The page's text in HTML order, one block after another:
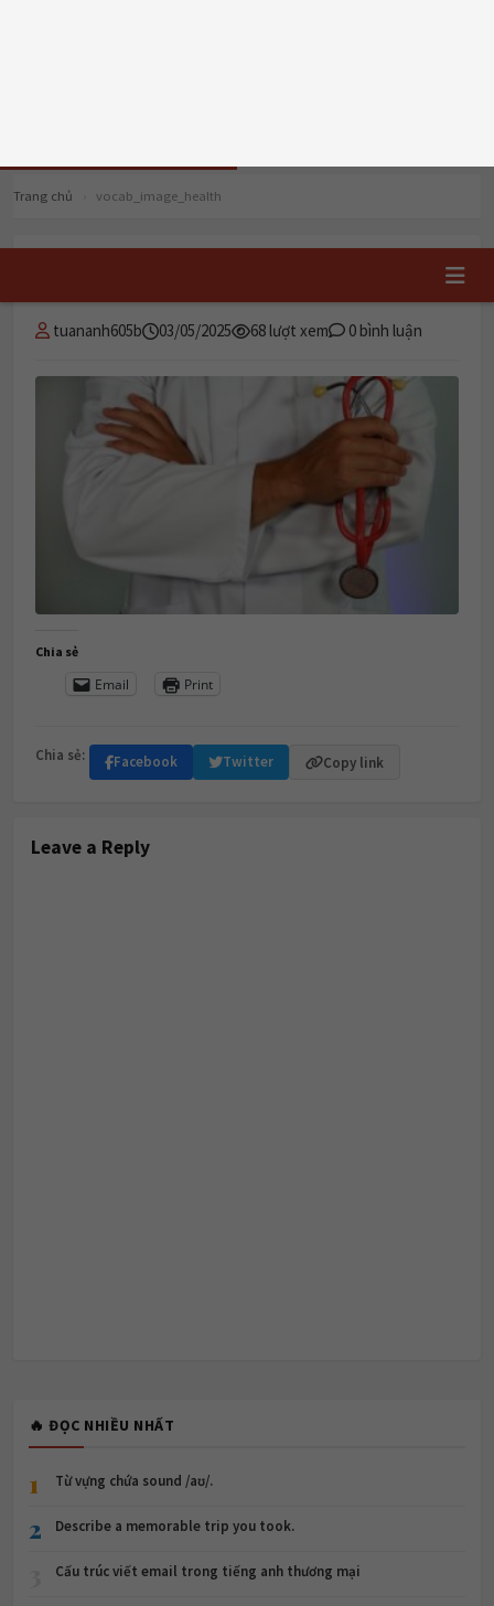
Trang chủ vocab_image_health
tuananh605b 03/05/2025 68 lượt xem 0 bình luận
Chia sẻ
Email Print
Chia sẻ: Facebook Twitter Copy link
Leave a Reply
🔥 ĐỌC NHIỀU NHẤT
1 Từ vựng chứa sound /aʊ/.
2 Describe a memorable trip you took.
Cấu trúc viết email trong tiếng anh thương mại